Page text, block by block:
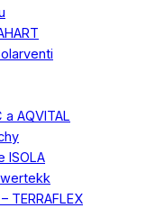
AQVITAL
ISOLA
TERRAFLEX